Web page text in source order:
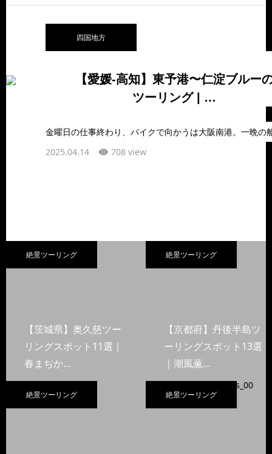
四国地方
【愛媛-高知】東予港〜仁淀ブルー
ツーリング | …
2025.04.14 708 view
絶景ツーリング
【茨城県】奥久慈ツー
リングスポット11選｜
春まぢか…
絶景ツーリング
【京都府】丹後半島ツ
ーリングスポット13選
｜潮風薫…
絶景ツーリング 絶景ツーリング